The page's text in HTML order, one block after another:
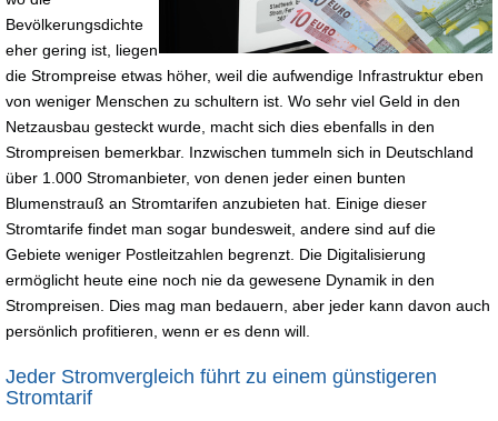
Bevölkerungsdichte
eher gering ist, liegen
die Strompreise etwas höher, weil die aufwendige Infrastruktur eben
von weniger Menschen zu schultern ist. Wo sehr viel Geld in den
Netzausbau gesteckt wurde, macht sich dies ebenfalls in den
Strompreisen bemerkbar. Inzwischen tummeln sich in Deutschland
über 1.000 Stromanbieter, von denen jeder einen bunten
Blumenstrauß an Stromtarifen anzubieten hat. Einige dieser
Stromtarife findet man sogar bundesweit, andere sind auf die
Gebiete weniger Postleitzahlen begrenzt. Die Digitalisierung
ermöglicht heute eine noch nie da gewesene Dynamik in den
Strompreisen. Dies mag man bedauern, aber jeder kann davon auch
persönlich profitieren, wenn er es denn will.
Jeder Stromvergleich führt zu einem günstigeren
Stromtarif